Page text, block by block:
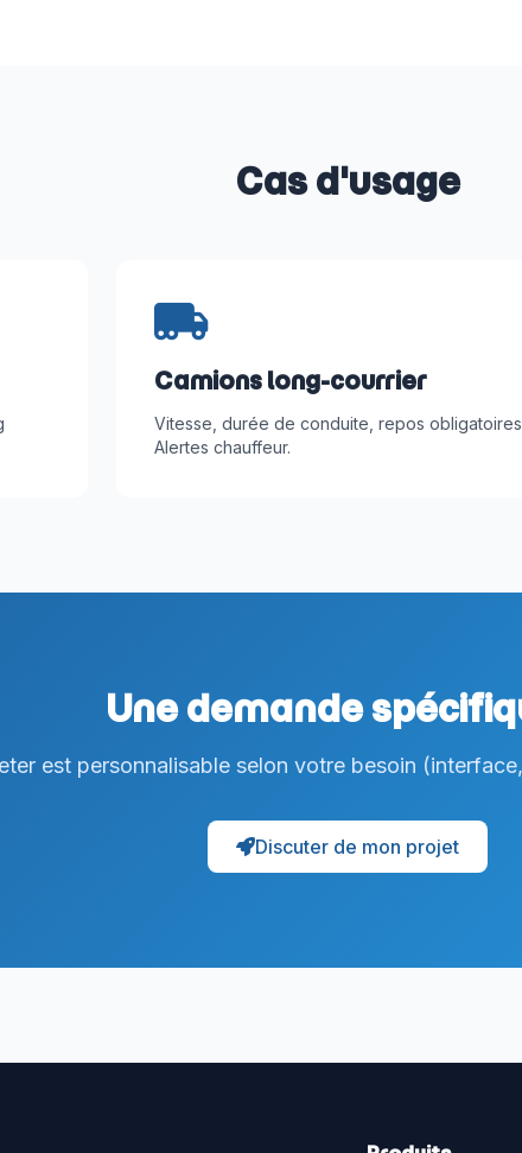
Cas d'usage
Camions long-courrier
Vitesse, durée de conduite, repos
Alertes chauffeur.
Une demande
est personnalisable selon votre besoin
Discuter de mon projet